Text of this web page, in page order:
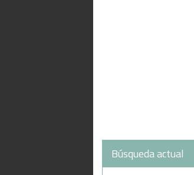
Búsqueda actual